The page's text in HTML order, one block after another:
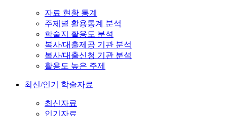
자료 현황 통계
주제별 활용통계 분석
학술지 활용도 분석
복사/대출제공 기관 분석
복사/대출신청 기관 분석
활용도 높은 주제
최신/인기 학술자료
최신자료
인기자료